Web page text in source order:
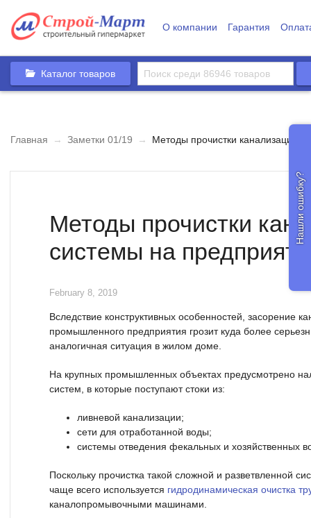
О компании Гарантия
Каталог товаров
Главная → Заметки 01/19 → Методы прочистки
Методы прочистки
системы на
February 8, 2019
Вследствие конструктивных особенностей, засорение
промышленного предприятия грозит куда более
аналогичная ситуация в жилом доме.
На крупных промышленных объектах предусмотрено
систем, в которые поступают стоки из:
ливневой канализации;
сети для отработанной воды;
системы отведения фекальных и хозяйственных
Поскольку прочистка такой сложной и разветвленной
чаще всего используется гидродинамическая очистка
каналопромывочными машинами.
Нашли ошибку?